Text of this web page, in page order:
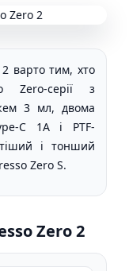
варто тим, хто
Zero-серії з
3 мл, двома
C 1A і PTF-
і тонший
Zero S.
Zero 2